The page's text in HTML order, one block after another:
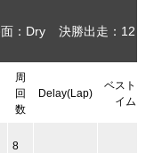
：Dry
決勝出走：12
周
回
数
Delay(Lap)
ベストタ
イム
8